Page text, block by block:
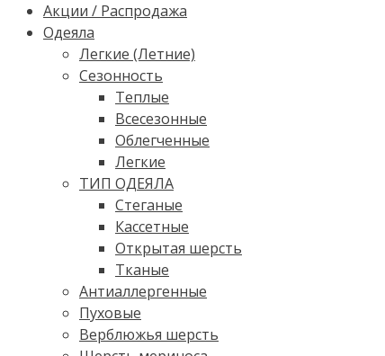
Акции / Распродажа
Одеяла
Легкие (Летние)
Сезонность
Теплые
Всесезонные
Облегченные
Легкие
ТИП ОДЕЯЛА
Стеганые
Кассетные
Открытая шерсть
Тканые
Антиаллергенные
Пуховые
Верблюжья шерсть